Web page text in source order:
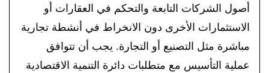
أصول الشركات التابعة والتحكم في العقارات أو
الاستثمارات الأخرى دون الانخراط في أنشطة تجارية
مباشرة مثل التصنيع أو التجارة. يجب أن تتوافق
عملية التأسيس مع متطلبات دائرة التنمية الاقتصادية